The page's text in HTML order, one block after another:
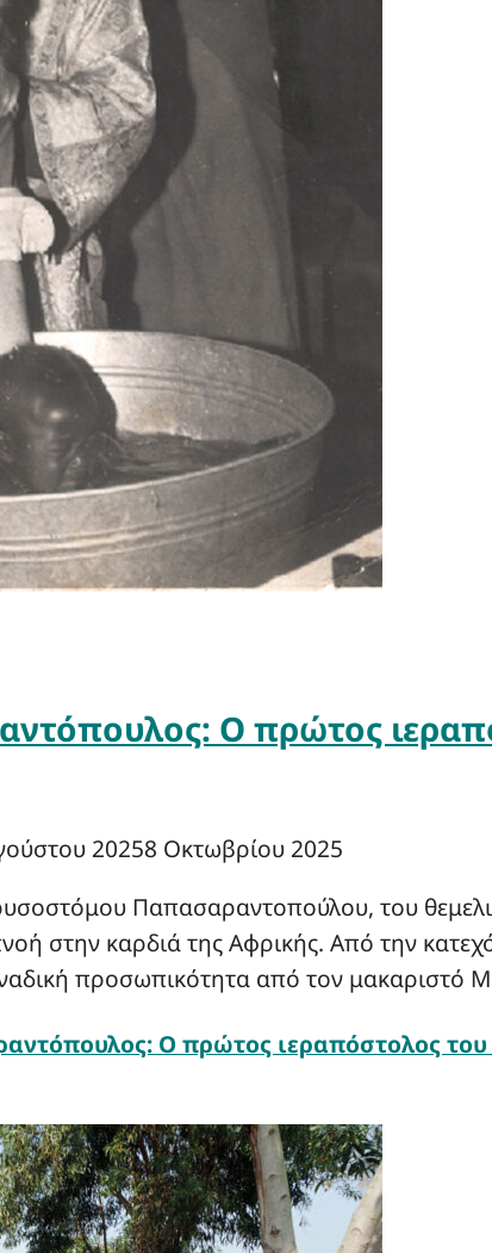
Ο πρώτος
20258 Οκτωβρίου 2025
Παπασαραντοπούλου, του
στην καρδιά της Αφρικής. Από την
προσωπικότητα από τον μακαριστό
Ο πρώτος ιεραπόστολος του